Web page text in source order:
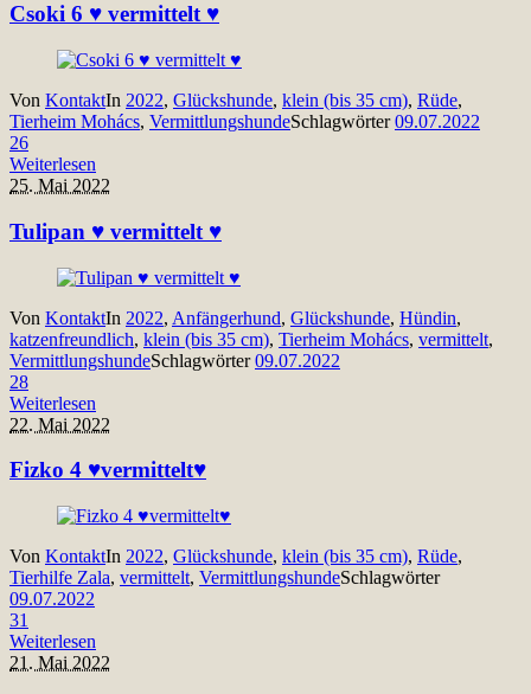
Csoki 6 ♥ vermittelt ♥
Von KontaktIn 2022, Glückshunde, klein (bis 35 cm), Rüde,
Tierheim Mohács, VermittlungshundeSchlagwörter09.07.2022
26
Weiterlesen
25. Mai 2022
Tulipan ♥ vermittelt ♥
Von KontaktIn 2022, Anfängerhund, Glückshunde, Hündin,
katzenfreundlich, klein (bis 35 cm), Tierheim Mohács, vermittelt,
VermittlungshundeSchlagwörter09.07.2022
28
Weiterlesen
22. Mai 2022
Fizko 4 ♥vermittelt♥
Von KontaktIn 2022, Glückshunde, klein (bis 35 cm), Rüde,
Tierhilfe Zala, vermittelt, VermittlungshundeSchlagwörter
09.07.2022
31
Weiterlesen
21. Mai 2022